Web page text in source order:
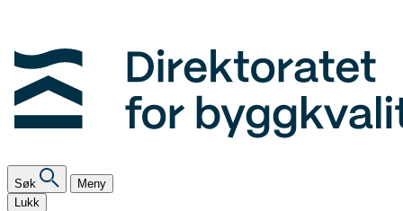
Søk
Meny
Lukk